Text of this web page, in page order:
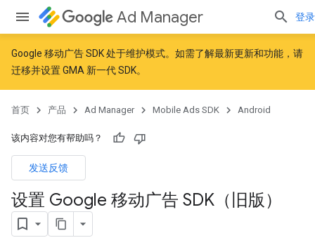
Ad Manager 登录
Google 移动广告 SDK 处于维护模式。如需了解最新更新和功能，请
迁移并设置 GMA 新一代 SDK。
首页 产品 Ad Manager Mobile Ads SDK Android
该内容对您有帮助吗？
发送反馈
设置 Google 移动广告 SDK（旧版）